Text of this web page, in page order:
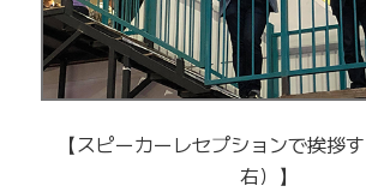
【スピーカーレセプションで挨拶
右）】